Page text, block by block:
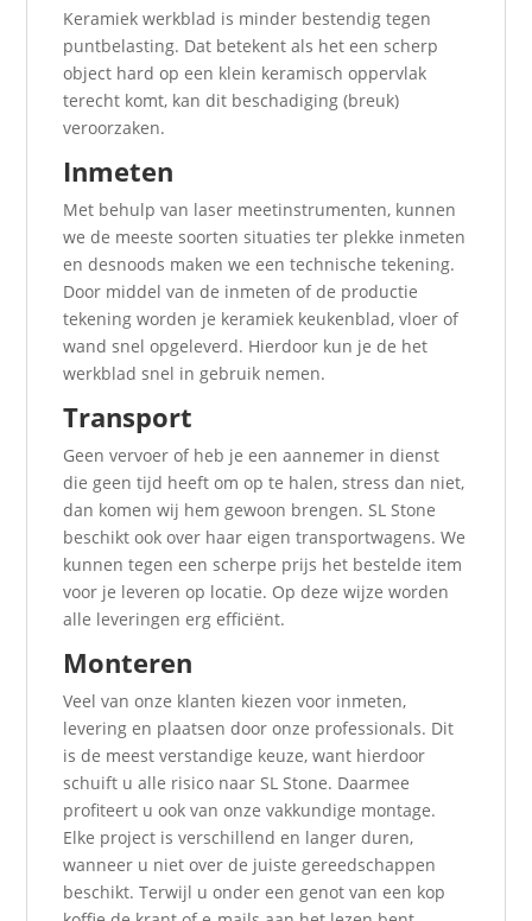
Keramiek werkblad is minder bestendig tegen
puntbelasting. Dat betekent als het een scherp
object hard op een klein keramisch oppervlak
terecht komt, kan dit beschadiging (breuk)
veroorzaken.
Inmeten
Met behulp van laser meetinstrumenten, kunnen
we de meeste soorten situaties ter plekke inmeten
en desnoods maken we een technische tekening.
Door middel van de inmeten of de productie
tekening worden je keramiek keukenblad, vloer of
wand snel opgeleverd. Hierdoor kun je de het
werkblad snel in gebruik nemen.
Transport
Geen vervoer of heb je een aannemer in dienst
die geen tijd heeft om op te halen, stress dan niet,
dan komen wij hem gewoon brengen. SL Stone
beschikt ook over haar eigen transportwagens. We
kunnen tegen een scherpe prijs het bestelde item
voor je leveren op locatie. Op deze wijze worden
alle leveringen erg efficiënt.
Monteren
Veel van onze klanten kiezen voor inmeten,
levering en plaatsen door onze professionals. Dit
is de meest verstandige keuze, want hierdoor
schuift u alle risico naar SL Stone. Daarmee
profiteert u ook van onze vakkundige montage.
Elke project is verschillend en langer duren,
wanneer u niet over de juiste gereedschappen
beschikt. Terwijl u onder een genot van een kop